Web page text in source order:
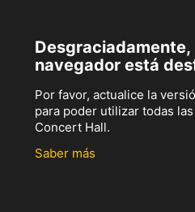
Desgraciadamente,
navegador está
Por favor, actualice la
para poder utilizar todas
Concert Hall.
Saber más